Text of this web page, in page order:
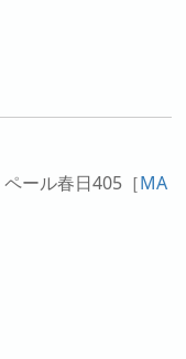
ール春日405 ［MA